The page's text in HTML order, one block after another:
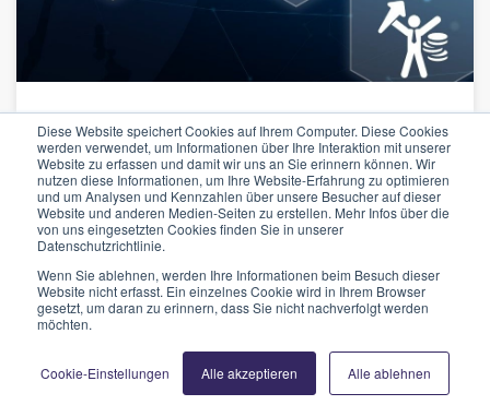
Diese Website speichert Cookies auf Ihrem Computer. Diese Cookies
werden verwendet, um Informationen über Ihre Interaktion mit unserer
Website zu erfassen und damit wir uns an Sie erinnern können. Wir
nutzen diese Informationen, um Ihre Website-Erfahrung zu optimieren
und um Analysen und Kennzahlen über unsere Besucher auf dieser
Website und anderen Medien-Seiten zu erstellen. Mehr Infos über die
von uns eingesetzten Cookies finden Sie in unserer
Datenschutzrichtlinie.
Wenn Sie ablehnen, werden Ihre Informationen beim Besuch dieser
Website nicht erfasst. Ein einzelnes Cookie wird in Ihrem Browser
gesetzt, um daran zu erinnern, dass Sie nicht nachverfolgt werden
möchten.
Cookie-Einstellungen Alle akzeptieren Alle ablehnen
AUDIO TRENDS TV
INNOVATION
RECRUITING
Werbemarkt: Wer wächst,
wer kämpft
Von Petra Schwegler/ Mai 28, 2026
WEITERLESEN